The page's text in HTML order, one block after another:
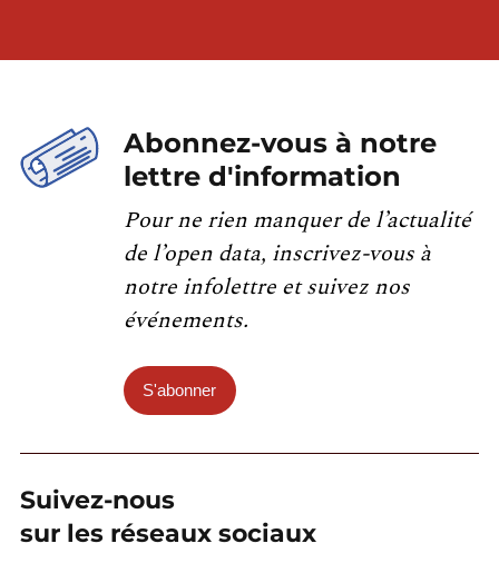
Abonnez-vous à notre
lettre d'information
Pour ne rien manquer de l’actualité
de l’open data, inscrivez-vous à
notre infolettre et suivez nos
événements.
S'abonner
Suivez-nous
sur les réseaux sociaux